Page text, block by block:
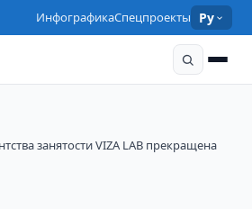
ИнфографикаСпецпроекты Ру
занятости VIZA LAB прекращена